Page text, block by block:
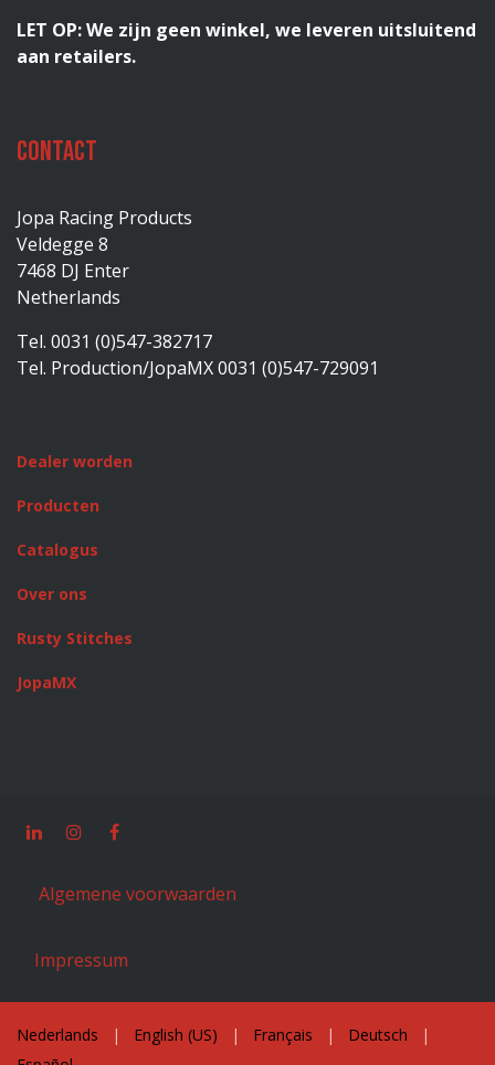
LET OP: We zijn geen winkel, we leveren uitsluitend
aan retailers.
Contact
Jopa Racing Products
Veldegge 8
7468 DJ Enter
Netherlands
Tel. 0031 (0)547-382717
Tel. Production/JopaMX 0031 (0)547-729091
Dealer worden
Producten
Catalogus
Over ons
Rusty Stitches
JopaMX
Algemene voorwaarden
Impressum
Nederlands | English (US) | Français | Deutsch
|